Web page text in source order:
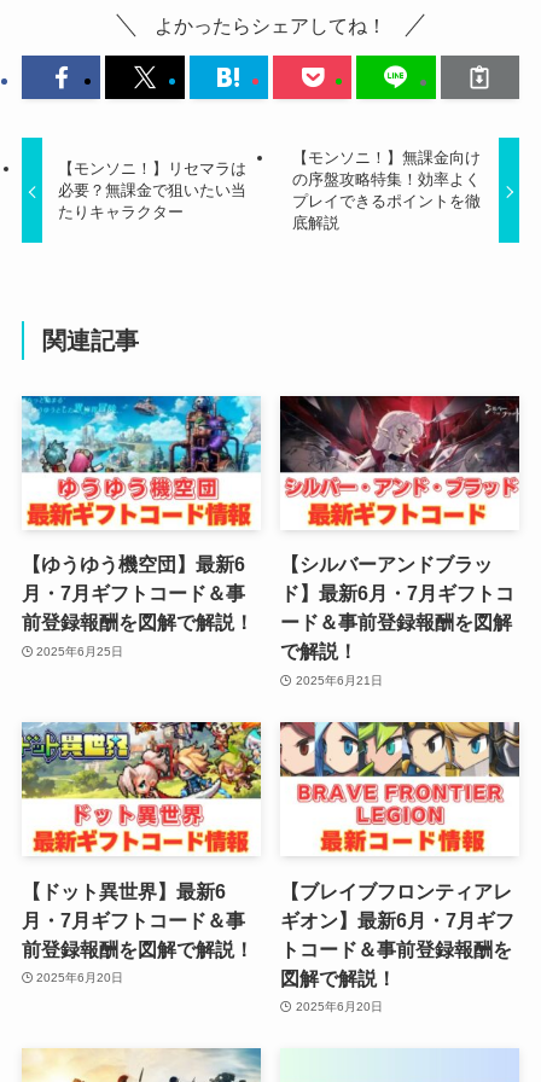
よかったらシェアしてね！
【モンソニ！】リセマラは
必要？無課金で狙いたい当
たりキャラクター
【モンソニ！】無課金向け
の序盤攻略特集！効率よく
プレイできるポイントを徹
底解説
関連記事
【ゆうゆう機空団】最新6
月・7月ギフトコード＆事
前登録報酬を図解で解説！
2025年6月25日
【シルバーアンドブラッ
ド】最新6月・7月ギフトコ
ード＆事前登録報酬を図解
で解説！
2025年6月21日
【ドット異世界】最新6
月・7月ギフトコード＆事
前登録報酬を図解で解説！
2025年6月20日
【ブレイブフロンティアレ
ギオン】最新6月・7月ギフ
トコード＆事前登録報酬を
図解で解説！
2025年6月20日